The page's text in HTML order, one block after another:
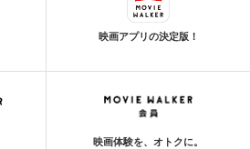
映画アプリの決定版！
映画体験を、オトクに。